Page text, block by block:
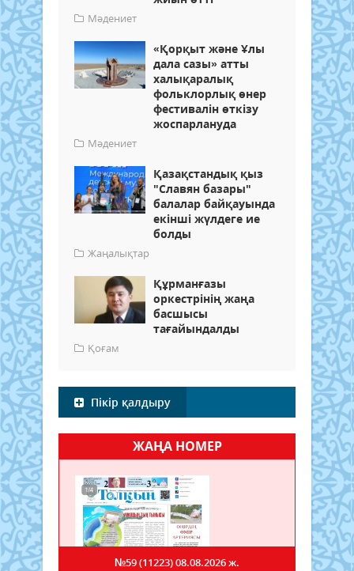
Мәдениет
«Қорқыт және Ұлы
дала сазы» атты
халықаралық
фольклорлық өнер
фестивалін өткізу
жоспарлануда
Мәдениет
Қазақстандық қыз
"Славян базары"
балалар байқауында
екінші жүлдеге ие
болды
Жаңалықтар
Құрманғазы
оркестрінің жаңа
басшысы
тағайындалды
Қоғам
Пікір қалдыру
ЖАҢА НОМЕР
№59 (11223)08.08.2026 ж.